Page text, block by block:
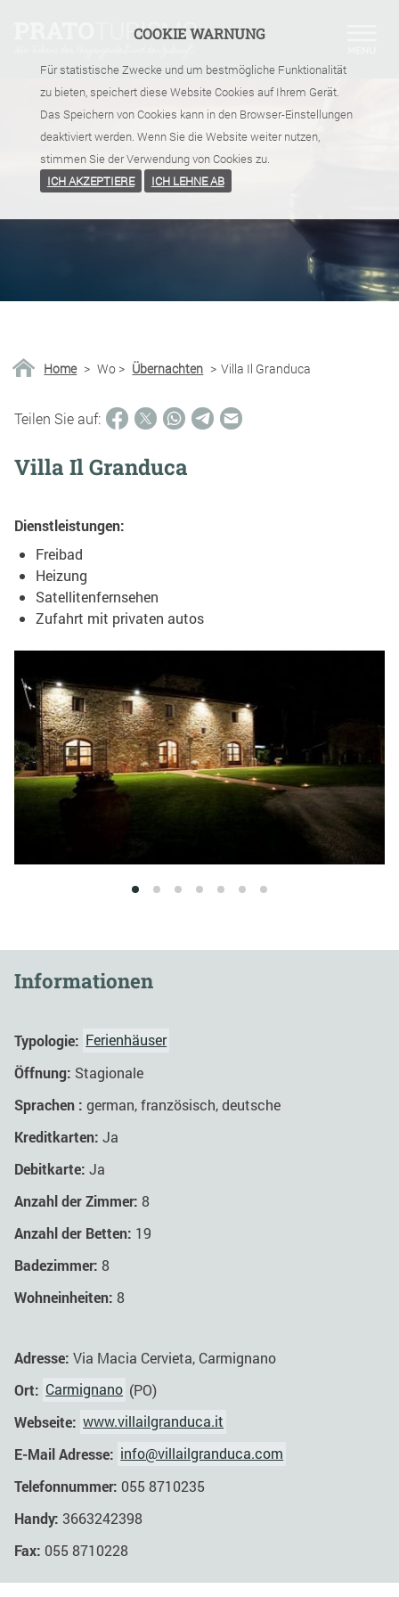
COOKIE WARNUNG
Für statistische Zwecke und um bestmögliche Funktionalität
zu bieten, speichert diese Website Cookies auf Ihrem Gerät.
Das Speichern von Cookies kann in den Browser-Einstellungen
deaktiviert werden. Wenn Sie die Website weiter nutzen,
stimmen Sie der Verwendung von Cookies zu.
ICH AKZEPTIERE
ICH LEHNE AB
Home > Wo > Übernachten > Villa Il Granduca
Teilen Sie auf:
Villa Il Granduca
Dienstleistungen:
Freibad
Heizung
Satellitenfernsehen
Zufahrt mit privaten autos
1 2 3 4 5 6 7
Informationen
Typologie: Ferienhäuser
Öffnung: Stagionale
Sprachen : german, französisch, deutsche
Kreditkarten: Ja
Debitkarte: Ja
Anzahl der Zimmer: 8
Anzahl der Betten: 19
Badezimmer: 8
Wohneinheiten: 8
Adresse: Via Macia Cervieta, Carmignano
Ort: Carmignano (PO)
Webseite: www.villailgranduca.it
E-Mail Adresse: info@villailgranduca.com
Telefonnummer: 055 8710235
Handy: 3663242398
Fax: 055 8710228